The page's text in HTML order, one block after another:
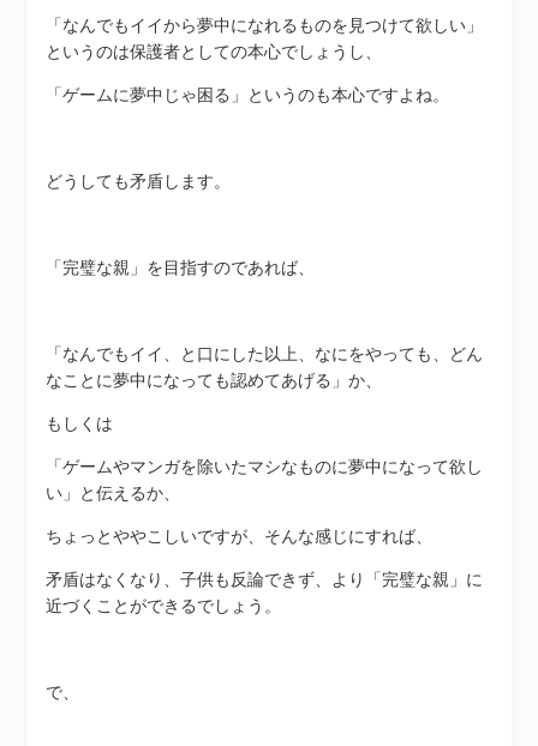
「なんでもイイから夢中になれるものを見つけて欲しい」
というのは保護者としての本心でしょうし、
「ゲームに夢中じゃ困る」というのも本心ですよね。
どうしても矛盾します。
「完璧な親」を目指すのであれば、
「なんでもイイ、と口にした以上、なにをやっても、どん
なことに夢中になっても認めてあげる」か、
もしくは
「ゲームやマンガを除いたマシなものに夢中になって欲し
い」と伝えるか、
ちょっとややこしいですが、そんな感じにすれば、
矛盾はなくなり、子供も反論できず、より「完璧な親」に
近づくことができるでしょう。
で、